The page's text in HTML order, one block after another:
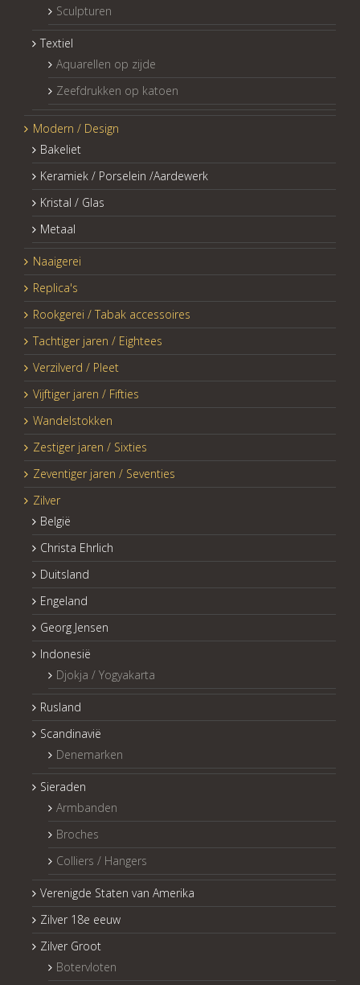
Sculpturen
Textiel
Aquarellen op zijde
Zeefdrukken op katoen
Modern / Design
Bakeliet
Keramiek / Porselein /Aardewerk
Kristal / Glas
Metaal
Naaigerei
Replica's
Rookgerei / Tabak accessoires
Tachtiger jaren / Eightees
Verzilverd / Pleet
Vijftiger jaren / Fifties
Wandelstokken
Zestiger jaren / Sixties
Zeventiger jaren / Seventies
Zilver
België
Christa Ehrlich
Duitsland
Engeland
Georg Jensen
Indonesië
Djokja / Yogyakarta
Rusland
Scandinavië
Denemarken
Sieraden
Armbanden
Broches
Colliers / Hangers
Verenigde Staten van Amerika
Zilver 18e eeuw
Zilver Groot
Botervloten